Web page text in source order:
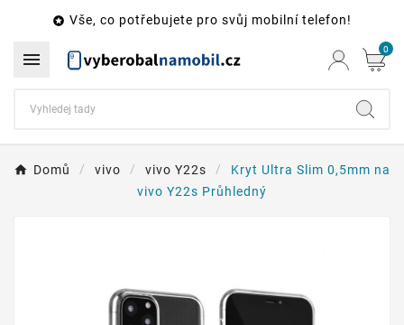
 Vše, co potřebujete pro svůj mobilní telefon!
 0
Domů vivo vivo Y22s
Kryt Ultra Slim 0,5mm na
vivo Y22s Průhledný